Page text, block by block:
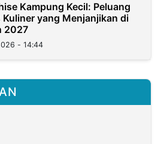
Kampung Kecil: Peluang
Kuliner yang Menjanjikan di
2027
- 14:44